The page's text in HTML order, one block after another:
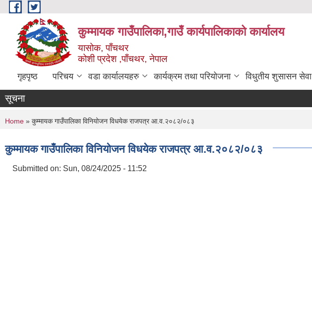
Skip to main content
कुम्मायक गाउँपालिका,गाउँ कार्यपालिकाको कार्यालय
यासोक, पाँचथर
कोशी प्रदेश ,पाँचथर, नेपाल
गृहपृष्ठ परिचय वडा कार्यालयहरु कार्यक्रम तथा परियोजना विधुतीय शुसासन सेवा
सूचना
You are here
Home » कुम्मायक गाउँपालिका विनियोजन विधयेक राजपत्र आ.व.२०८२/०८३
कुम्मायक गाउँपालिका विनियोजन विधयेक राजपत्र आ.व.२०८२/०८३
Submitted on: Sun, 08/24/2025 - 11:52